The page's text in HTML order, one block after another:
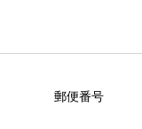
郵便番号